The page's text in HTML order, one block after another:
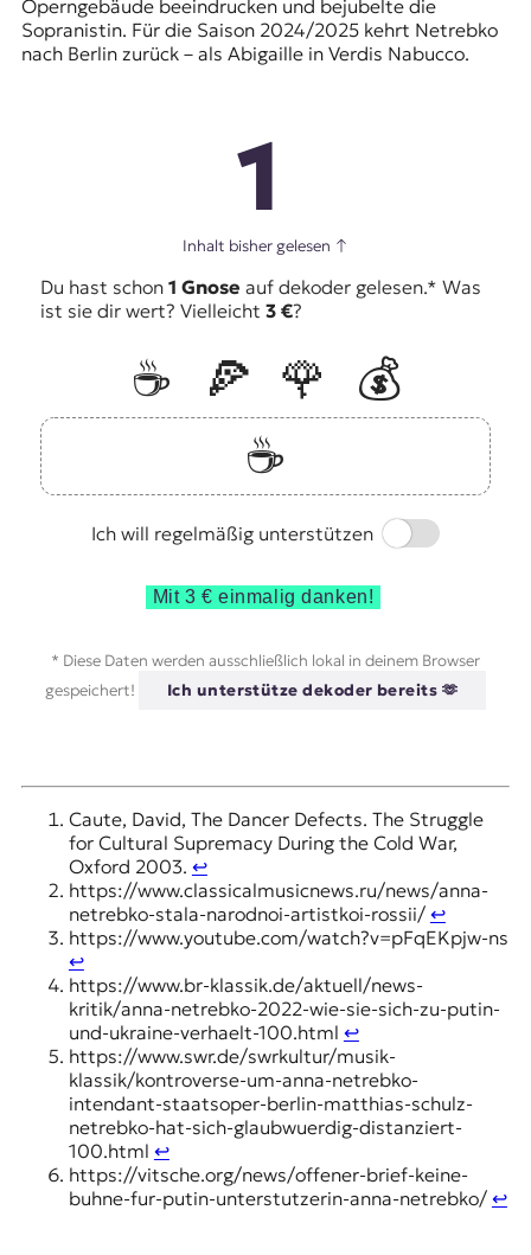
Operngebäude beeindrucken und bejubelte die
Sopranistin. Für die Saison 2024/2025 kehrt Netrebko
nach Berlin zurück – als Abigaille in Verdis Nabucco.
1
Inhalt bisher gelesen ↑
Du hast schon 1 Gnose auf dekoder gelesen.* Was
ist sie dir wert? Vielleicht 3 €?
☕️ 🍕 🌹
💰
☕️
Ich will regelmäßig unterstützen
Switch
Mit 3 € einmalig danken!
* Diese Daten werden ausschließlich lokal in deinem Browser
gespeichert!
Ich unterstütze dekoder bereits 🫶
Caute, David, The Dancer Defects. The Struggle
for Cultural Supremacy During the Cold War,
Oxford 2003. ↩︎
https://www.classicalmusicnews.ru/news/anna-
netrebko-stala-narodnoi-artistkoi-rossii/ ↩︎
https://www.youtube.com/watch?v=pFqEKpjw-ns
↩︎
https://www.br-klassik.de/aktuell/news-
kritik/anna-netrebko-2022-wie-sie-sich-zu-putin-
und-ukraine-verhaelt-100.html ↩︎
https://www.swr.de/swrkultur/musik-
klassik/kontroverse-um-anna-netrebko-
intendant-staatsoper-berlin-matthias-schulz-
netrebko-hat-sich-glaubwuerdig-distanziert-
100.html ↩︎
https://vitsche.org/news/offener-brief-keine-
buhne-fur-putin-unterstutzerin-anna-netrebko/ ↩︎